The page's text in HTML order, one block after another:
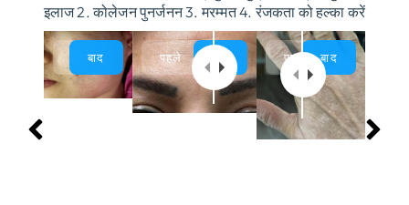
इलाज 2. कोलेजन पुनर्जनन 3. मरम्मत 4. रंजकता को हल्का करें
पहलेबाद पहले पहले बाद